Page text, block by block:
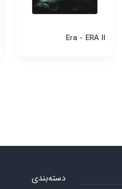
Era - ERA II
دسته‌بندی